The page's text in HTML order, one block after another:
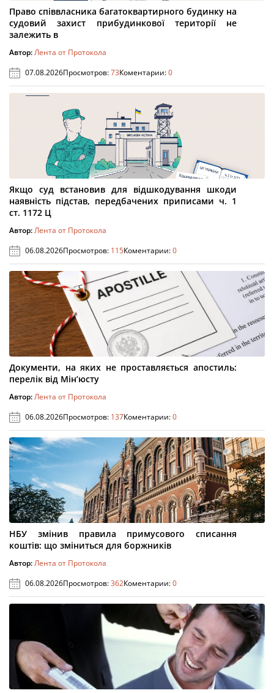
Право співвласника багатоквартирного будинку на
судовий захист прибудинкової території не
залежить в
Автор:Лента от Протокола
07.08.2026Просмотров:73Коментарии:0
Якщо суд встановив для відшкодування шкоди
наявність підстав, передбачених приписами ч. 1
ст. 1172 Ц
Автор:Лента от Протокола
06.08.2026Просмотров: 115Коментарии:0
Документи, на яких не проставляється апостиль:
перелік від Мін’юсту
Автор:Лента от Протокола
06.08.2026Просмотров: 137Коментарии:0
НБУ змінив правила примусового списання
коштів: що зміниться для боржників
Автор:Лента от Протокола
06.08.2026Просмотров:362Коментарии:0